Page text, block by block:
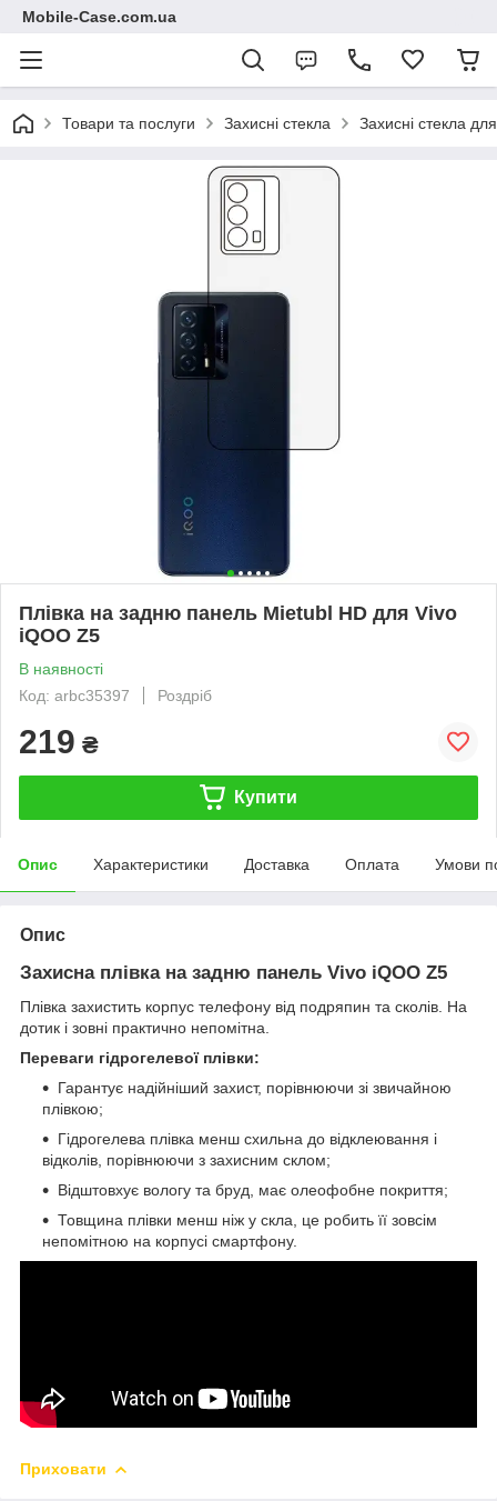
Mobile-Case.com.ua
Товари та послуги Захисні стекла Захисні стекла
Плівка на задню панель Mietubl HD для Vivo
iQOO Z5
В наявності
Код: arbc35397
Роздріб
219 ₴
Купити
Опис Характеристики Доставка Оплата Умови
Опис
Захисна плівка на задню панель Vivo iQOO Z5
Плівка захистить корпус телефону від подряпин та сколів. На
дотик і зовні практично непомітна.
Переваги гідрогелевої плівки:
Гарантує надійніший захист, порівнюючи зі звичайною
плівкою;
Гідрогелева плівка менш схильна до відклеювання і
відколів, порівнюючи з захисним склом;
Відштовхує вологу та бруд, має олеофобне покриття;
Товщина плівки менш ніж у скла, це робить її зовсім
непомітною на корпусі смартфону.
Приховати